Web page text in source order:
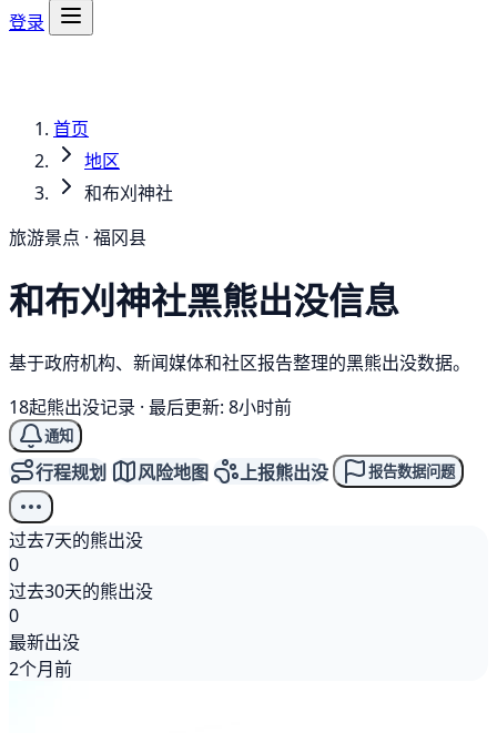
登录
首页
地区
和布刈神社
旅游景点 · 福冈县
和布刈神社黑熊出没信息
基于政府机构、新闻媒体和社区报告整理的黑熊出没数据。
18起熊出没记录 · 最后更新: 8小时前
通知
行程规划 风险地图 上报熊出没 报告数据问题
过去7天的熊出没
0
过去30天的熊出没
0
最新出没
2个月前